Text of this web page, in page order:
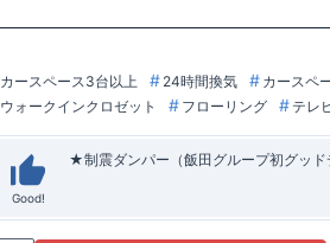
カースペース3台以上 24時間換気 カースペ
ウォークインクロゼット
フローリング テレ
Good!
★制震ダンパー（飯田グループ初グッド